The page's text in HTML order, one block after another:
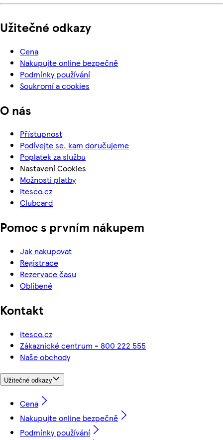
Užitečné odkazy
Cena
Nakupujte online bezpečně
Podmínky používání
Soukromí a cookies
O nás
Přístupnost
Podívejte se, kam doručujeme
Poplatek za službu
Nastavení Cookies
Možnosti platby
itesco.cz
Clubcard
Pomoc s prvním nákupem
Jak nakupovat
Registrace
Rezervace času
Oblíbené
Kontakt
itesco.cz
Zákaznické centrum - 800 222 555
Naše obchody
Užitečné odkazy
Cena
Nakupujte online bezpečně
Podmínky používání